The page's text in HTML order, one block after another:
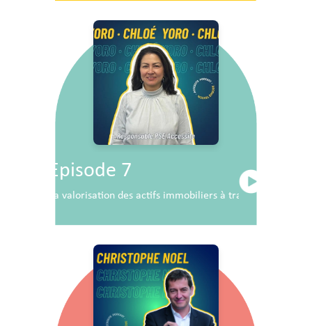
Episode 7
La valorisation des actifs immobiliers à travers la RSE